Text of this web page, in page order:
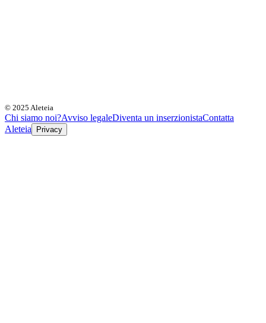
© 2025 Aleteia
Chi siamo noi?Avviso legaleDiventa un inserzionistaContatta
Aleteia
Privacy